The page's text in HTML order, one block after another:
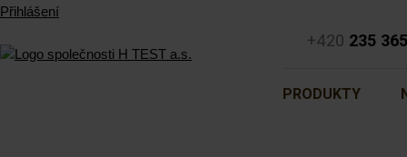
+420 235
PRODUKTY
Přihlášení